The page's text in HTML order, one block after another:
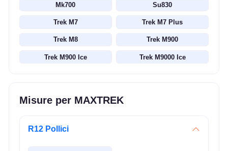
Mk700 Su830
Trek M7 Trek M7 Plus
Trek M8 Trek M900
Trek M900 Ice Trek M9000 Ice
Misure per MAXTREK
R12 Pollici